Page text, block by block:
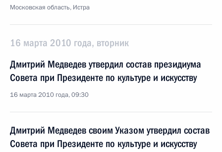
Московская область, Истра
16 марта 2010 года, вторник
Дмитрий Медведев утвердил состав президиума
Совета при Президенте по культуре и искусству
16 марта 2010 года, 09:30
Дмитрий Медведев своим Указом утвердил состав
Совета при Президенте по культуре и искусству